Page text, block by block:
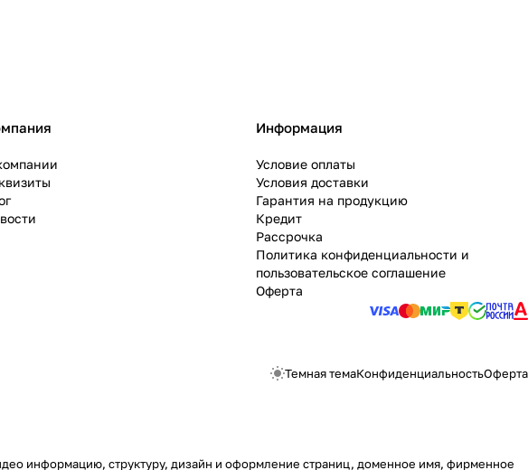
Информация
Условие оплаты
Условия доставки
Гарантия на продукцию
Кредит
Рассрочка
Политика конфиденциальности и
пользовательское соглашение
Оферта
Темная темаКонфиденциальностьОферта
информацию, структуру, дизайн и оформление страниц, доменное имя, фирменное